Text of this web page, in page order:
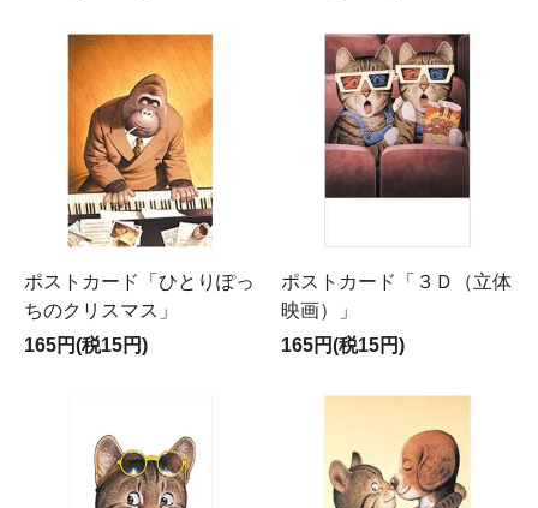
ポストカード「ひとりぽっ
ちのクリスマス」
165円(税15円)
ポストカード「３Ｄ（立体
映画）」
165円(税15円)